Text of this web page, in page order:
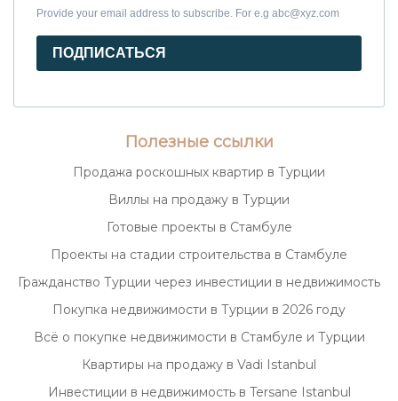
Provide your email address to subscribe. For e.g abc@xyz.com
ПОДПИСАТЬСЯ
Полезные ссылки
Продажа роскошных квартир в Турции
Виллы на продажу в Турции
Готовые проекты в Стамбуле
Проекты на стадии строительства в Стамбуле
Гражданство Турции через инвестиции в недвижимость
Покупка недвижимости в Турции в 2026 году
Всё о покупке недвижимости в Стамбуле и Турции
Квартиры на продажу в Vadi Istanbul
Инвестиции в недвижимость в Tersane Istanbul